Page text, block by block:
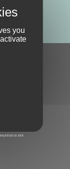
de ce site
you